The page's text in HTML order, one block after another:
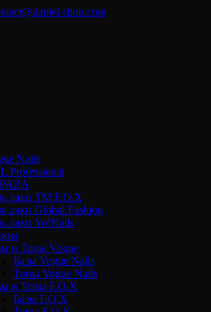
shop.com
Nails
Professional
лаки ТМ F.O.X
лаки Global Fashion
лаки Yo!Nails
и Топы Vogue
Базы Vogue Nails
Топы Vogue Nails
и Топы F.O.X
Базы F.O.X